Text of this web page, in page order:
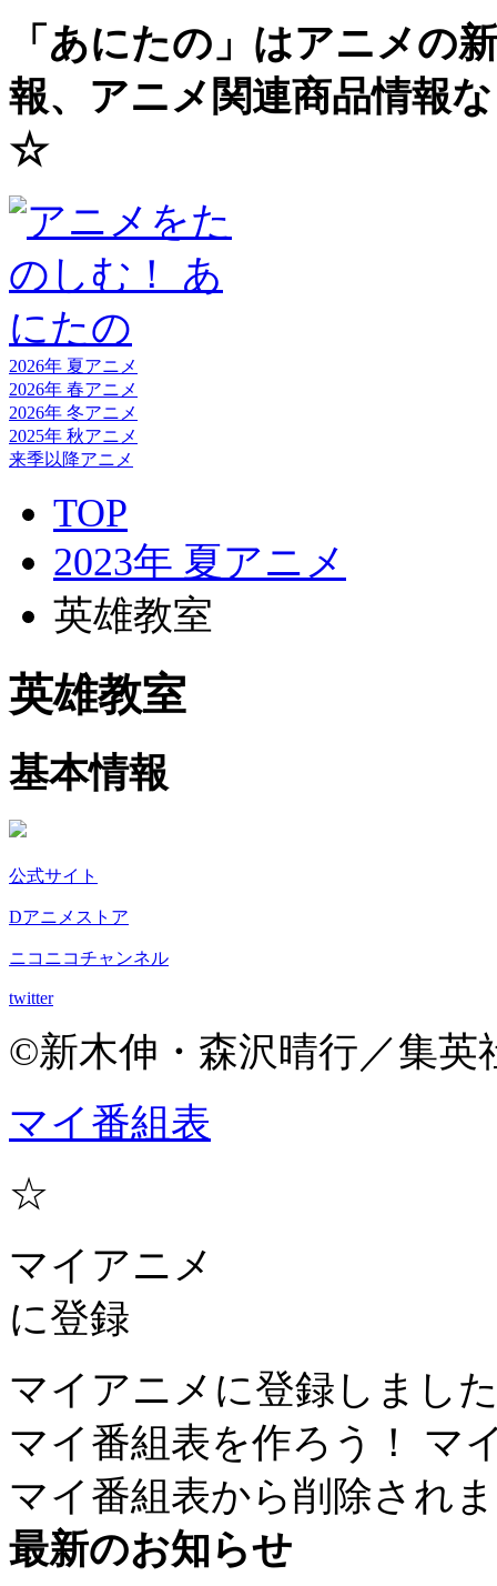
「あにたの」はアニメの
報、アニメ関連商品情報
☆
2026年 夏アニメ
2026年 春アニメ
2026年 冬アニメ
2025年 秋アニメ
来季以降アニメ
TOP
2023年 夏アニメ
英雄教室
英雄教室
基本情報
公式サイト
Dアニメストア
ニコニコチャンネル
twitter
©新木伸・森沢晴行／集英
マイ番組表
☆
マイアニメ
に登録
マイアニメに登録しまし
マイ番組表を作ろう！
マ
マイ番組表から削除され
最新のお知らせ